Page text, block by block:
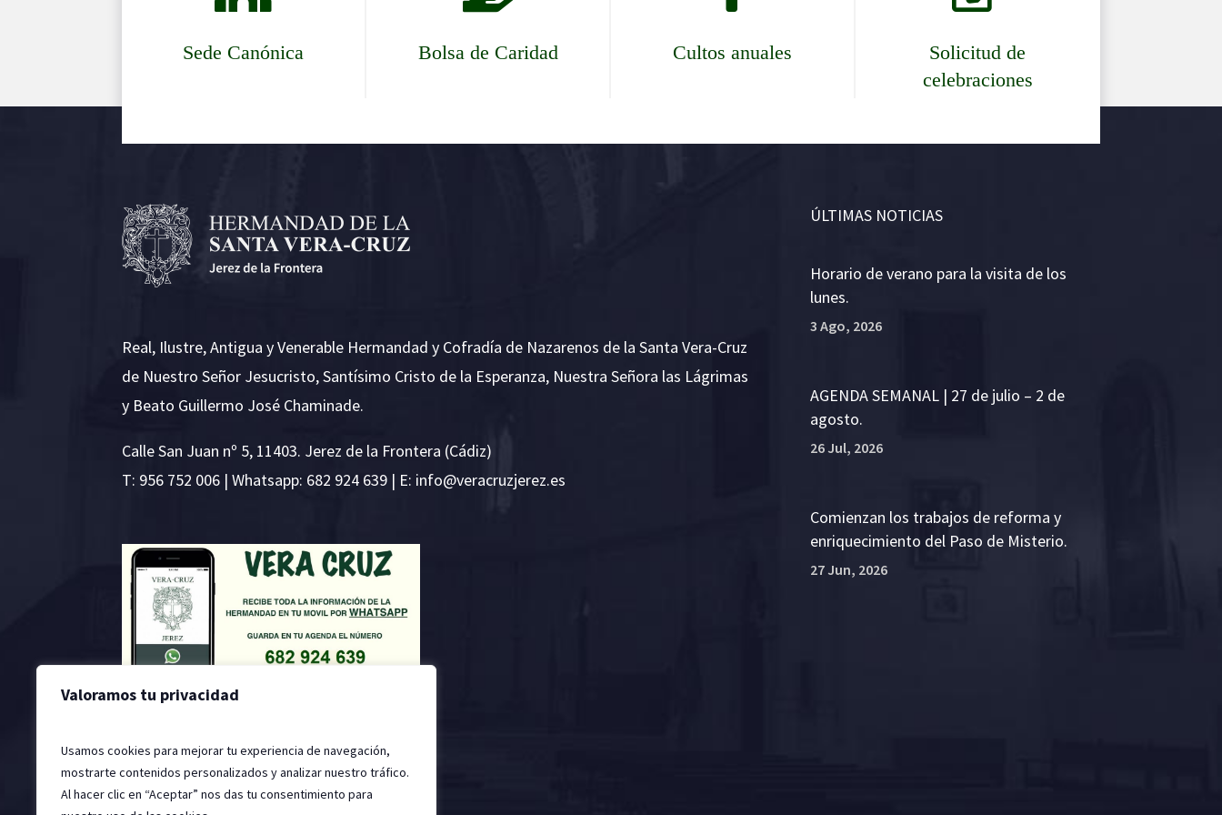
Valoramos tu privacidad
Usamos cookies para mejorar tu experiencia de navegación,
mostrarte contenidos personalizados y analizar nuestro tráfico.
Al hacer clic en “Aceptar” nos das tu consentimiento para
Sede Canónica Bolsa de Caridad Cultos anuales
Solicitud de
celebraciones
Real, Ilustre, Antigua y Venerable Hermandad y Cofradía de Nazarenos de la Santa Vera-Cruz
de Nuestro Señor Jesucristo, Santísimo Cristo de la Esperanza, Nuestra Señora las Lágrimas
y Beato Guillermo José Chaminade.
Calle San Juan nº 5, 11403. Jerez de la Frontera (Cádiz)
T: 956 752 006 | Whatsapp: 682 924 639 | E: se.ze
rejzu
rcare
v@ofn
i
ÚLTIMAS NOTICIAS
Horario de verano para la visita de los
lunes.
3 Ago, 2026
AGENDA SEMANAL | 27 de julio – 2 de
agosto.
26 Jul, 2026
Comienzan los trabajos de reforma y
enriquecimiento del Paso de Misterio.
27 Jun, 2026